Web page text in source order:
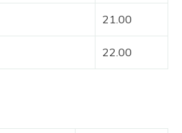
21.00
22.00